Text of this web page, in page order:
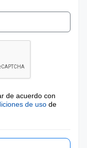
de acuerdo con
de uso de